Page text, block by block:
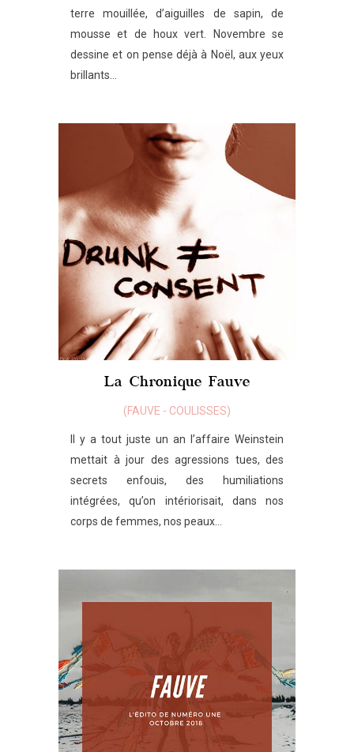
terre mouillée, d’aiguilles de sapin, de
mousse et de houx vert. Novembre se
dessine et on pense déjà à Noël, aux yeux
brillants...
La Chronique Fauve
(FAUVE - COULISSES)
Il y a tout juste un an l’affaire Weinstein
mettait à jour des agressions tues, des
secrets enfouis, des humiliations
intégrées, qu’on intériorisait, dans nos
corps de femmes, nos peaux...